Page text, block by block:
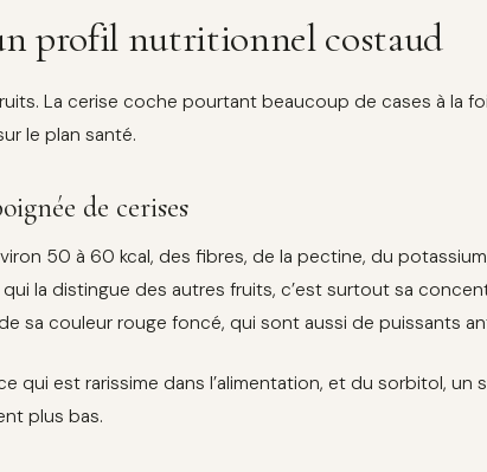
profil nutritionnel costaud
La cerise coche pourtant beaucoup de cases à la
le plan santé.
de cerises
50 à 60 kcal, des fibres, de la pectine, du
la distingue des autres fruits, c’est surtout sa
sa couleur rouge foncé, qui sont aussi de puissants
qui est rarissime dans l’alimentation, et du sorbitol, un
plus bas.